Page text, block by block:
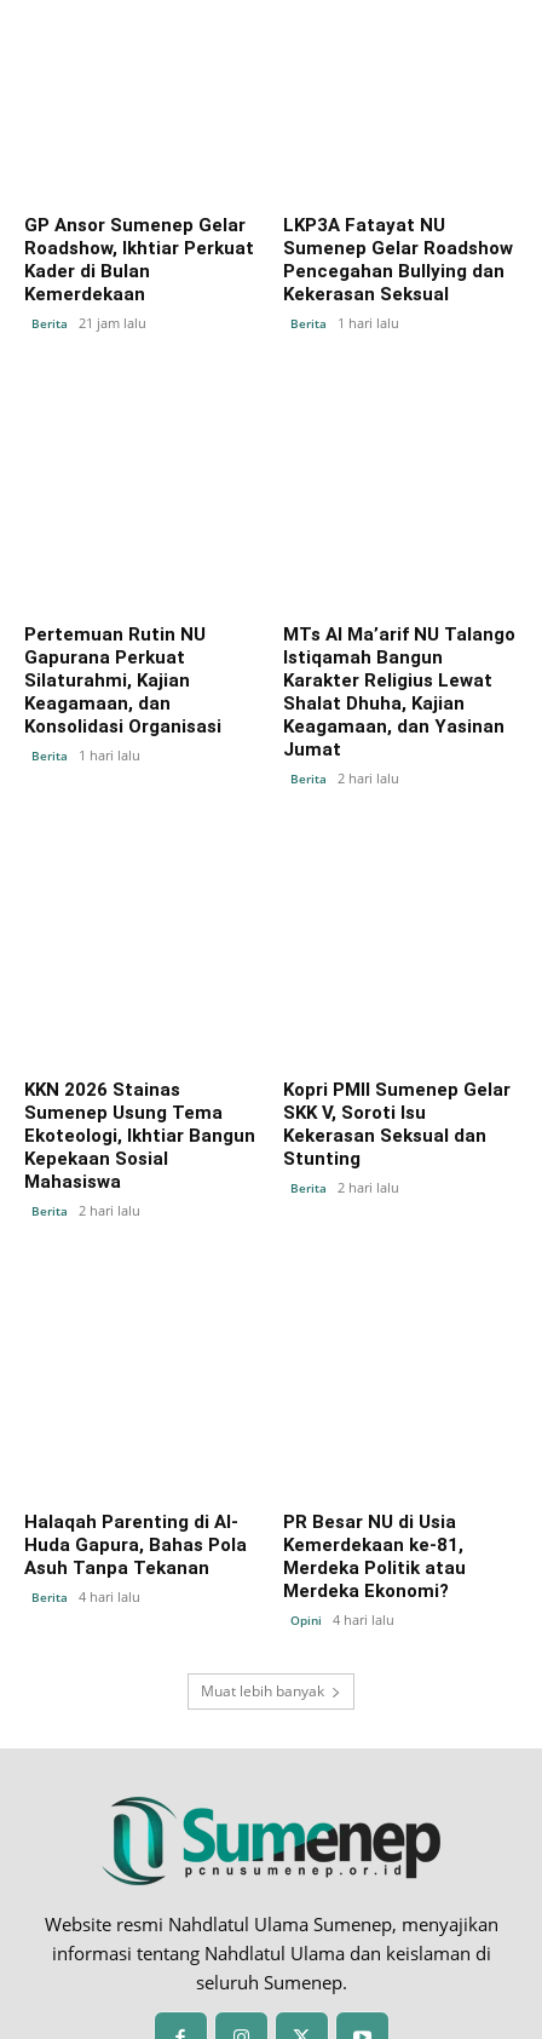
GP Ansor Sumenep Gelar
Roadshow, Ikhtiar Perkuat
Kader di Bulan
Kemerdekaan
Berita 21 jam lalu
LKP3A Fatayat NU
Sumenep Gelar Roadshow
Pencegahan Bullying dan
Kekerasan Seksual
Berita 1 hari lalu
Pertemuan Rutin NU
Gapurana Perkuat
Silaturahmi, Kajian
Keagamaan, dan
Konsolidasi Organisasi
Berita 1 hari lalu
MTs Al Ma’arif NU Talango
Istiqamah Bangun
Karakter Religius Lewat
Shalat Dhuha, Kajian
Keagamaan, dan Yasinan
Jumat
Berita 2 hari lalu
KKN 2026 Stainas
Sumenep Usung Tema
Ekoteologi, Ikhtiar Bangun
Kepekaan Sosial
Mahasiswa
Berita 2 hari lalu
Kopri PMII Sumenep Gelar
SKK V, Soroti Isu
Kekerasan Seksual dan
Stunting
Berita 2 hari lalu
Halaqah Parenting di Al-
Huda Gapura, Bahas Pola
Asuh Tanpa Tekanan
Berita 4 hari lalu
PR Besar NU di Usia
Kemerdekaan ke-81,
Merdeka Politik atau
Merdeka Ekonomi?
Opini 4 hari lalu
Muat lebih banyak
Website resmi Nahdlatul Ulama Sumenep, menyajikan
informasi tentang Nahdlatul Ulama dan keislaman di
seluruh Sumenep.